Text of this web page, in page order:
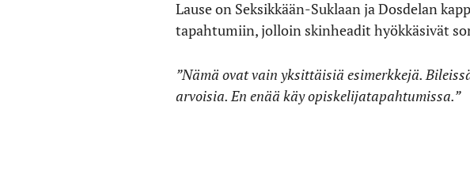
Lause on Seksikkään-Suklaan ja Dosdelan
tapahtumiin, jolloin skinheadit hyökkäsivät
”Nämä ovat vain yksittäisiä esimerkkejä.
arvoisia. En enää käy opiskelijatapahtumissa.”